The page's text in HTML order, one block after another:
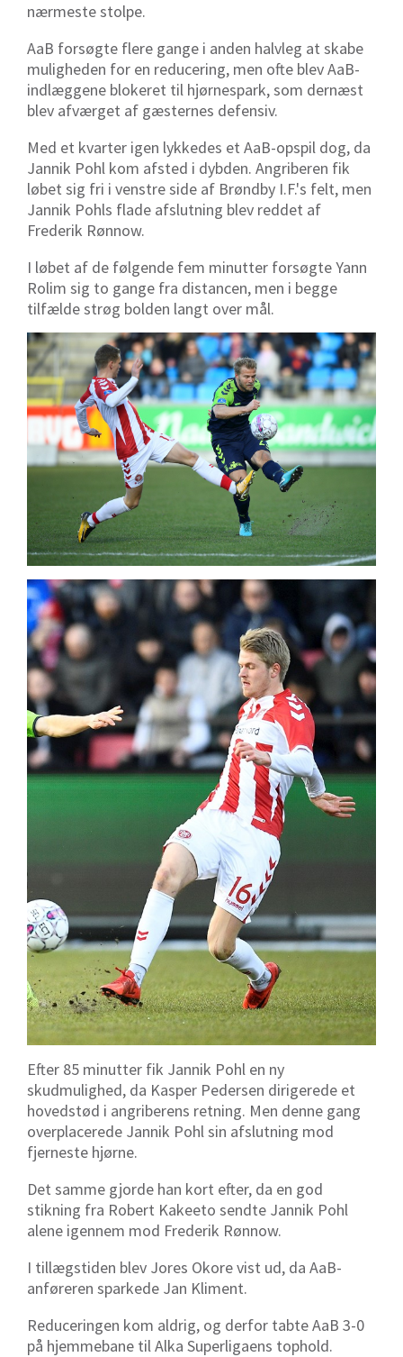
nærmeste stolpe.
AaB forsøgte flere gange i anden halvleg at skabe
muligheden for en reducering, men ofte blev AaB-
indlæggene blokeret til hjørnespark, som dernæst
blev afværget af gæsternes defensiv.
Med et kvarter igen lykkedes et AaB-opspil dog, da
Jannik Pohl kom afsted i dybden. Angriberen fik
løbet sig fri i venstre side af Brøndby I.F.'s felt, men
Jannik Pohls flade afslutning blev reddet af
Frederik Rønnow.
I løbet af de følgende fem minutter forsøgte Yann
Rolim sig to gange fra distancen, men i begge
tilfælde strøg bolden langt over mål.
Efter 85 minutter fik Jannik Pohl en ny
skudmulighed, da Kasper Pedersen dirigerede et
hovedstød i angriberens retning. Men denne gang
overplacerede Jannik Pohl sin afslutning mod
fjerneste hjørne.
Det samme gjorde han kort efter, da en god
stikning fra Robert Kakeeto sendte Jannik Pohl
alene igennem mod Frederik Rønnow.
I tillægstiden blev Jores Okore vist ud, da AaB-
anføreren sparkede Jan Kliment.
Reduceringen kom aldrig, og derfor tabte AaB 3-0
på hjemmebane til Alka Superligaens tophold.